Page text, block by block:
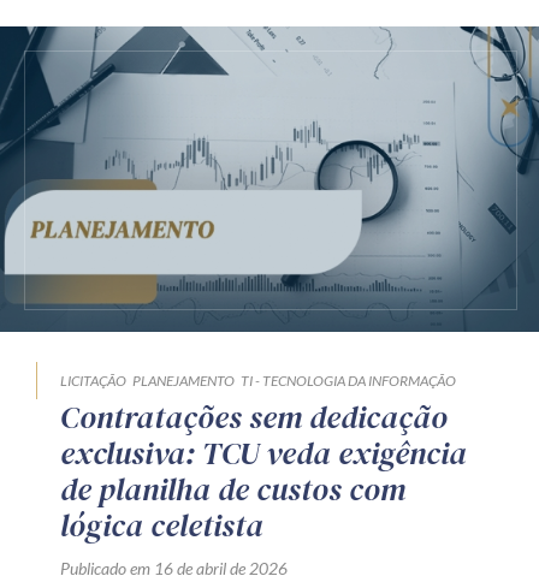
LICITAÇÃO PLANEJAMENTO TI - TECNOLOGIA DA INFORMAÇÃO
Contratações sem dedicação
exclusiva: TCU veda exigência
de planilha de custos com
lógica celetista
Publicado em 16 de abril de 2026